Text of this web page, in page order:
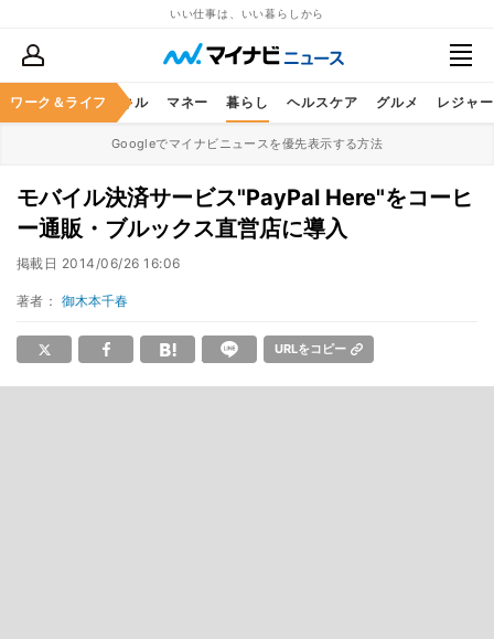
いい仕事は、いい暮らしから
ワーク＆ライフ
ア ビジネススキル マネー 暮らし ヘルスケア グルメ レジャー
Googleでマイナビニュースを優先表示する方法
モバイル決済サービス"PayPal Here"をコーヒ
ー通販・ブルックス直営店に導入
掲載日 2014/06/26 16:06
著者： 御木本千春
URLをコピー